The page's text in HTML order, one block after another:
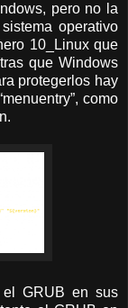
pero no la
operativo
10_Linux que
que Windows
protegerlos hay
como
GRUB en sus